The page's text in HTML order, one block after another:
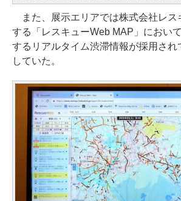
また、展示エリアでは株式会社レス
する「レスキューWeb MAP」におい
するリアルタイム渋滞情報が採用され
していた。